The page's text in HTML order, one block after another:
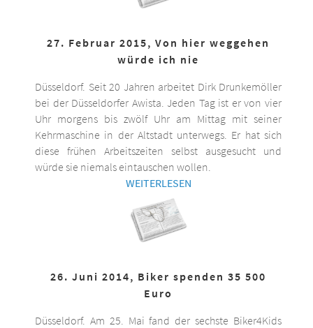
27. Februar 2015, Von hier weggehen
würde ich nie
Düsseldorf. Seit 20 Jahren arbeitet Dirk Drunkemöller
bei der Düsseldorfer Awista. Jeden Tag ist er von vier
Uhr morgens bis zwölf Uhr am Mittag mit seiner
Kehrmaschine in der Altstadt unterwegs. Er hat sich
diese frühen Arbeitszeiten selbst ausgesucht und
würde sie niemals eintauschen wollen.
WEITERLESEN
26. Juni 2014, Biker spenden 35 500
Euro
Düsseldorf. Am 25. Mai fand der sechste Biker4Kids